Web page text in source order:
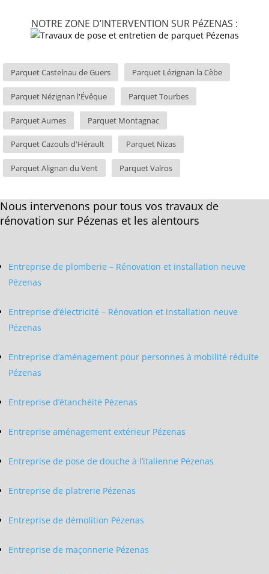
NOTRE ZONE D’INTERVENTION SUR PéZENAS :
Parquet Castelnau de Guers Parquet Lézignan la Cèbe
Parquet Nézignan l'Évêque Parquet Tourbes
Parquet Aumes Parquet Montagnac
Parquet Cazouls d'Hérault Parquet Nizas
Parquet Alignan du Vent Parquet Valros
Nous intervenons pour tous vos travaux de
rénovation sur Pézenas et les alentours
Entreprise de plomberie – Rénovation et installation neuve
Pézenas
Entreprise d’électricité – Rénovation et installation neuve
Pézenas
Entreprise d’aménagement pour personnes à mobilité réduite
Pézenas
Entreprise d’étanchéité Pézenas
Entreprise aménagement extérieur Pézenas
Entreprise de pose de douche à l’italienne Pézenas
Entreprise de platrerie Pézenas
Entreprise de démolition Pézenas
Entreprise de maçonnerie Pézenas